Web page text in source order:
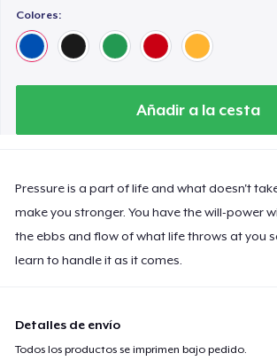
Colores:
Añadir a la cesta
Pressure is a part of life and what doesn't
make you stronger. You have the will-power
the ebbs and flow of what life throws at you
learn to handle it as it comes.
Detalles de envío
Todos los productos se imprimen bajo pedido.